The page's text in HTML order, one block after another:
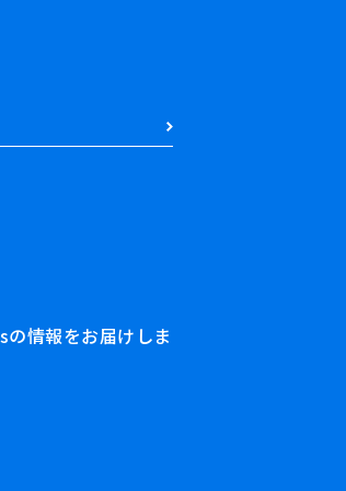
情報をお届けしま